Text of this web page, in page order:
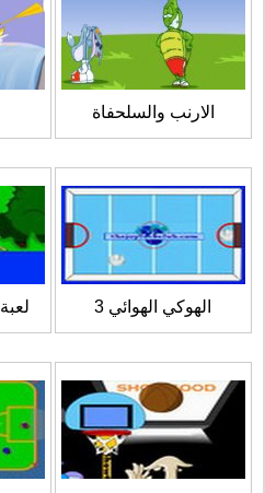
الارنب والسلحفاة
الهوكي الهوائي 3